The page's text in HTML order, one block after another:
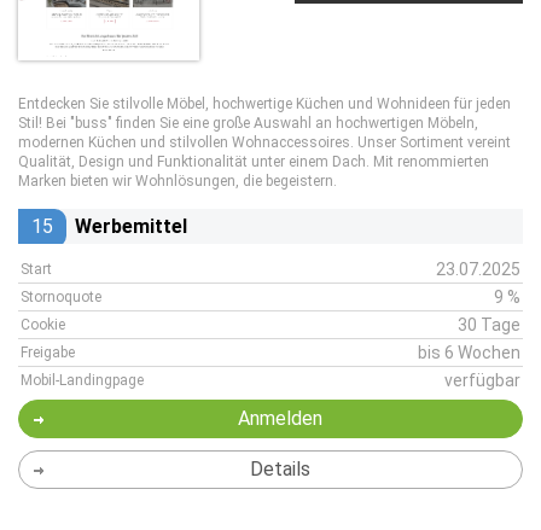
Entdecken Sie stilvolle Möbel, hochwertige Küchen und Wohnideen für jeden
Stil! Bei "buss" finden Sie eine große Auswahl an hochwertigen Möbeln,
modernen Küchen und stilvollen Wohnaccessoires. Unser Sortiment vereint
Qualität, Design und Funktionalität unter einem Dach. Mit renommierten
Marken bieten wir Wohnlösungen, die begeistern.
15 Werbemittel
Start 23.07.2025
Stornoquote 9 %
Cookie 30 Tage
Freigabe bis 6 Wochen
Mobil-Landingpage verfügbar
Anmelden
Details